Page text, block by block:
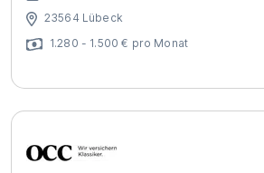
23564 Lübeck
1.280 - 1.500 € pro Monat